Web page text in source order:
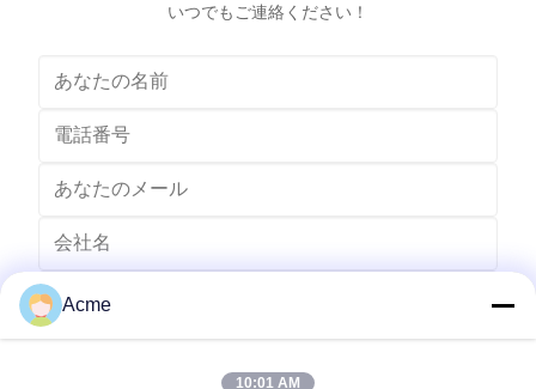
いつでもご連絡ください！
Acme
10:01 AM